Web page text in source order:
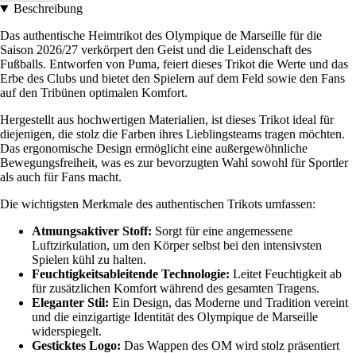
Beschreibung
Das authentische Heimtrikot des Olympique de Marseille für die
Saison 2026/27 verkörpert den Geist und die Leidenschaft des
Fußballs. Entworfen von Puma, feiert dieses Trikot die Werte und das
Erbe des Clubs und bietet den Spielern auf dem Feld sowie den Fans
auf den Tribünen optimalen Komfort.
Hergestellt aus hochwertigen Materialien, ist dieses Trikot ideal für
diejenigen, die stolz die Farben ihres Lieblingsteams tragen möchten.
Das ergonomische Design ermöglicht eine außergewöhnliche
Bewegungsfreiheit, was es zur bevorzugten Wahl sowohl für Sportler
als auch für Fans macht.
Die wichtigsten Merkmale des authentischen Trikots umfassen:
Atmungsaktiver Stoff: Sorgt für eine angemessene
Luftzirkulation, um den Körper selbst bei den intensivsten
Spielen kühl zu halten.
Feuchtigkeitsableitende Technologie: Leitet Feuchtigkeit ab
für zusätzlichen Komfort während des gesamten Tragens.
Eleganter Stil: Ein Design, das Moderne und Tradition vereint
und die einzigartige Identität des Olympique de Marseille
widerspiegelt.
Gesticktes Logo: Das Wappen des OM wird stolz präsentiert